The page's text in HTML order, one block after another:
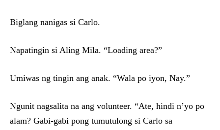
Biglang nanigas si Carlo.
Napatingin si Aling Mila. “Loading area?”
Umiwas ng tingin ang anak. “Wala po iyon, Nay.”
Ngunit nagsalita na ang volunteer. “Ate, hindi n’yo po
alam? Gabi-gabi pong tumutulong si Carlo sa